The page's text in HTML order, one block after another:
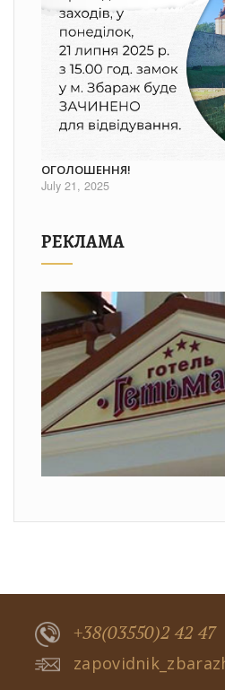
ОГОЛОШЕННЯ!
July 21, 2025
РЕКЛАМА
+38(03550)2 42 47